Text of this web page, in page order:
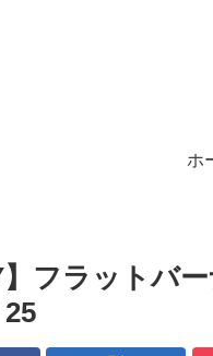
ホ
】フラットバ